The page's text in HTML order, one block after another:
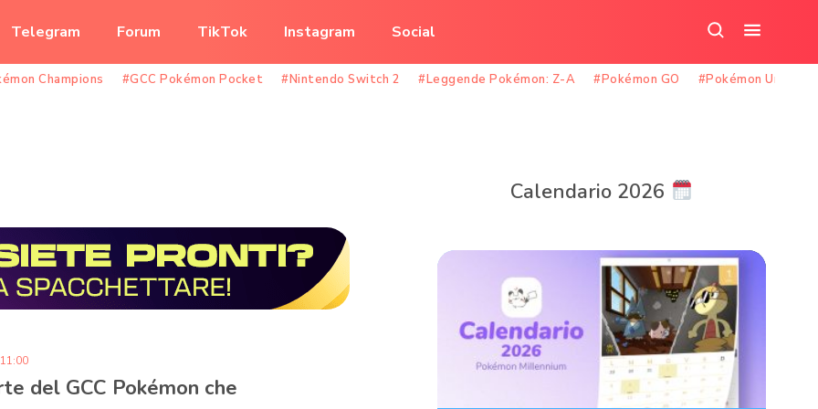
Telegram Forum TikTok Instagram Social
nel
sito
il
menu
Champions #GCC Pokémon Pocket #Nintendo Switch 2 #Leggende Pokémon: Z-A #Pokémon GO #Pokémon Unite
del GCC Pokémon che
Calendario 2026